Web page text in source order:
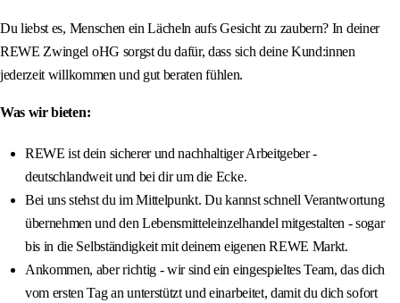
Du liebst es, Menschen ein Lächeln aufs Gesicht zu zaubern? In deiner
REWE Zwingel oHG sorgst du dafür, dass sich deine Kund:innen
jederzeit willkommen und gut beraten fühlen.
Was wir bieten:
REWE ist dein sicherer und nachhaltiger Arbeitgeber -
deutschlandweit und bei dir um die Ecke.
Bei uns stehst du im Mittelpunkt. Du kannst schnell Verantwortung
übernehmen und den Lebensmitteleinzelhandel mitgestalten - sogar
bis in die Selbständigkeit mit deinem eigenen REWE Markt.
Ankommen, aber richtig - wir sind ein eingespieltes Team, das dich
vom ersten Tag an unterstützt und einarbeitet, damit du dich sofort